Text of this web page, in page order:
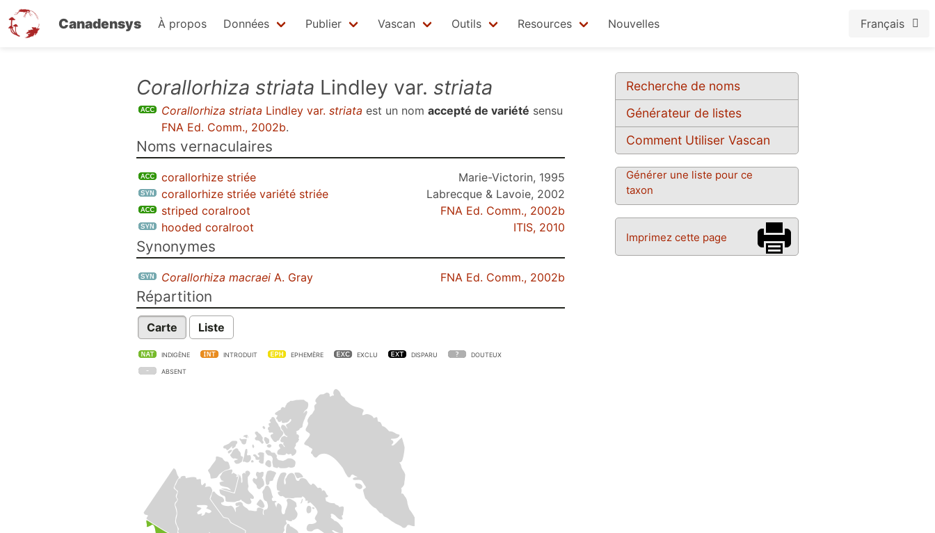
Canadensys À propos Données Publier Vascan Outils Resources Nouvelles Français
Recherche de noms
Générateur de listes
Comment Utiliser Vascan
Générer une liste pour ce
taxon
Imprimez cette page
Corallorhiza striata Lindley var. striata
Corallorhiza striata Lindley var. striata est un nom accepté de variété sensu
FNA Ed. Comm., 2002b.
Noms vernaculaires
corallorhize striée
Marie-Victorin, 1995
corallorhize striée variété striée
Labrecque & Lavoie, 2002
striped coralroot
FNA Ed. Comm., 2002b
hooded coralroot
ITIS, 2010
Synonymes
Corallorhiza macraei A. Gray FNA Ed. Comm., 2002b
Répartition
Carte Liste
INDIGÈNE INTRODUIT EPHEMÈRE EXCLU DISPARU DOUTEUX
ABSENT